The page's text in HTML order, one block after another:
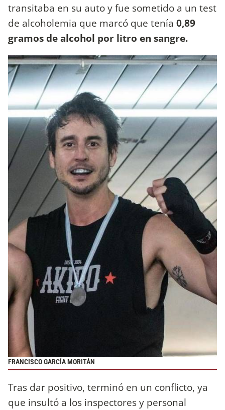
transitaba en su auto y fue sometido a un test
de alcoholemia que marcó que tenía 0,89
gramos de alcohol por litro en sangre.
FRANCISCO GARCÍA MORITÁN
Tras dar positivo, terminó en un conflicto, ya
que insultó a los inspectores y personal